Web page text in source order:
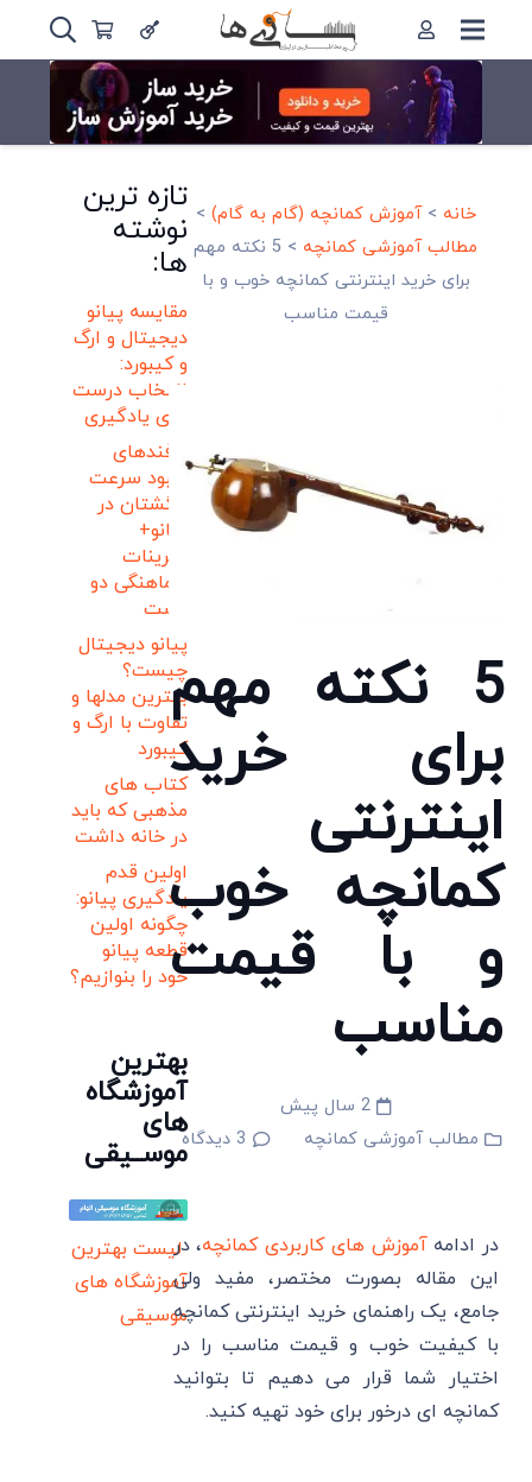
خانه >آموزش کمانچه (گام به گام) >
مطالب آموزشی کمانچه >
5 نکته مهم
برای خرید اینترنتی کمانچه خوب و با
قیمت مناسب
5 نکته مهم
برای خرید
اینترنتی
کمانچه خوب
و با قیمت
مناسب
2 سال پیش
مطالب آموزشی کمانچه
3 دیدگاه
در ادامهآموزش های کاربردی کمانچه، در
این مقاله بصورت مختصر، مفید ولی
جامع، یک راهنمای خرید اینترنتی کمانچه
با کیفیت خوب و قیمت مناسب را در
اختیار شما قرار می دهیم تا بتوانید
کمانچه ای درخور برای خود تهیه کنید.
تازه ترین
نوشته
ها:
مقایسه پیانو
دیجیتال و ارگ
و کیبورد:
انتخاب درست
برای یادگیری
ترفندهای
بهبود سرعت
انگشتان در
پیانو+
تمرینات
هماهنگی دو
دست
پیانو دیجیتال
چیست؟
بهترین مدلها و
تفاوت با ارگ و
کیبورد
کتاب های
مذهبی که باید
در خانه داشت
اولین قدم
یادگیری پیانو:
چگونه اولین
قطعه پیانو
خود را بنوازیم؟
بهترین
آموزشگاه
های
موســیقی
لیست بهترین
آموزشگاه های
موسیقی